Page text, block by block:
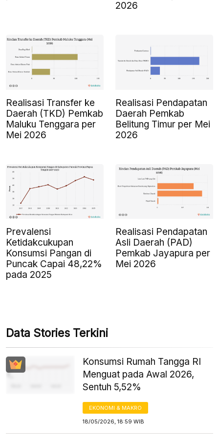
2026
Realisasi Transfer ke
Daerah (TKD) Pemkab
Maluku Tenggara per
Mei 2026
Realisasi Pendapatan
Daerah Pemkab
Belitung Timur per Mei
2026
Prevalensi
Ketidakcukupan
Konsumsi Pangan di
Puncak Capai 48,22%
pada 2025
Realisasi Pendapatan
Asli Daerah (PAD)
Pemkab Jayapura per
Mei 2026
Data Stories Terkini
Konsumsi Rumah Tangga RI
Menguat pada Awal 2026,
Sentuh 5,52%
EKONOMI & MAKRO
18/05/2026, 18:59 WIB